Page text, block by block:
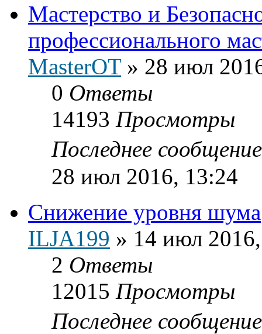
Мастерство и
профессионального
MasterOT» 28 июл
0 Ответы
14193 Просмотры
Последнее
28 июл 2016, 13:24
Снижение уровня шума
ILJA199 » 14 июл
2 Ответы
12015 Просмотры
Последнее